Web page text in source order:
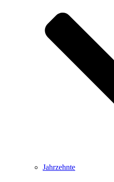
Jahrzehnte